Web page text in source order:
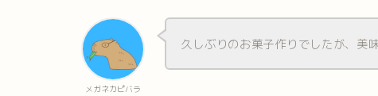
メガネカピバラ
久しぶりのお菓子作りでしたが、美